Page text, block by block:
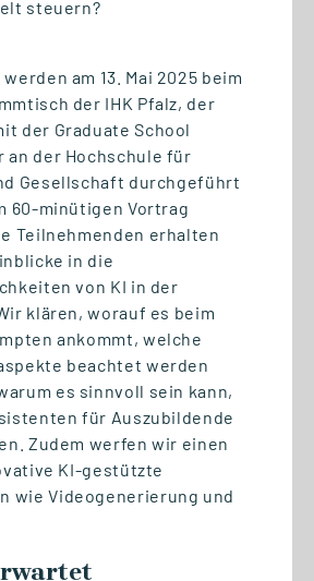
2026
zum Master
2026
steuern?
am 13. Mai 2025 beim
der IHK Pfalz, der
der Graduate School
an der Hochschule für
Gesellschaft durchgeführt
60-minütigen Vortrag
Teilnehmenden erhalten
in die
von KI in der
klären, worauf es beim
ankommt, welche
beachtet werden
es sinnvoll sein kann,
für Auszubildende
Zudem werfen wir einen
KI-gestützte
wie Videogenerierung und